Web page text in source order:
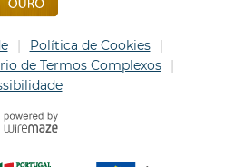
Política de Cookies
de Termos Complexos